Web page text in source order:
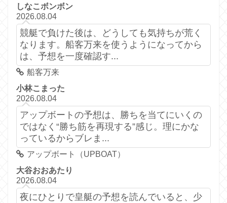
しなこボンボン
2026.08.04
競艇で負けた後は、どうしても気持ちが荒く
なります。船客万来を使うようになってから
は、予想を一度確認す...
船客万来
小林こまった
2026.08.04
アップボートの予想は、勝ちを当てにいくの
ではなく“勝ち筋を再現する”感じ。理にかな
っているからブレま...
アップボート（UPBOAT）
大谷おおあたり
2026.08.04
夜にひとりで皇艇の予想を読んでいると、少